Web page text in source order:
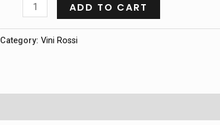
ADD TO CART
Category:Vini Rossi